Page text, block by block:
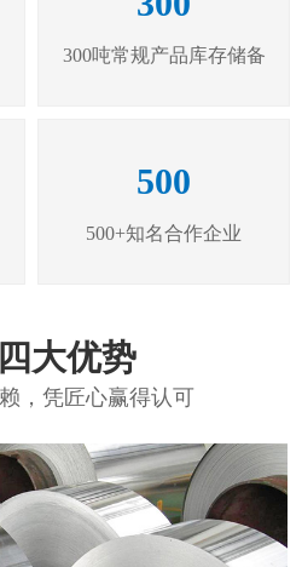
300吨常规产品库存储备
500
500+知名合作企业
大优势
，凭匠心赢得认可